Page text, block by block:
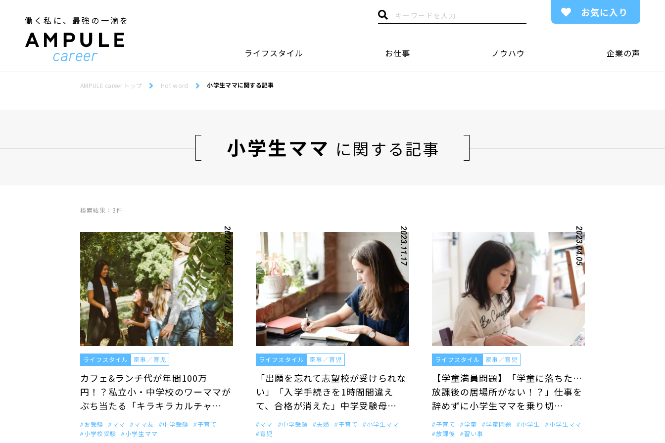
働く私に、最強の一滴を
ライフスタイル お仕事 ノウハウ 企業の声
お気に入り
AMPULE career トップ Hot word 小学生ママに関する記事
小学生ママ に関する記事
検索結果：3件
2024.05.28
ライフスタイル 家事／育児
カフェ&ランチ代が年間100万
円！？私立小・中学校のワーママが
ぶち当たる「キラキラカルチャ…
お受験 ママ ママ友 中学受験
子育て
小学校受験
小学生ママ
2023.11.17
ライフスタイル 家事／育児
「出願を忘れて志望校が受けられな
い」「入学手続きを1時間間違え
て、合格が消えた」中学受験母…
ママ 中学受験 夫婦 子育て
小学生ママ
育児
2023.04.05
ライフスタイル 家事／育児
【学童満員問題】「学童に落ちた…
放課後の居場所がない！？」仕事を
辞めずに小学生ママを乗り切…
子育て 学童 学童問題 小学生
小学生ママ
放課後
習い事